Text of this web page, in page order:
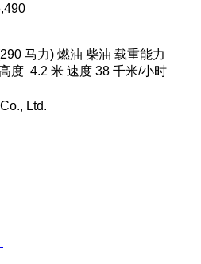
马力) 燃油 柴油 载重能力
度 4.2 米 速度 38 千米/小时
Ltd.